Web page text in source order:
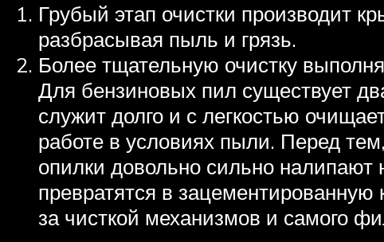
Грубый этап очистки производит
разбрасывая пыль и грязь.
Более тщательную очистку
Для бензиновых пил существует
служит долго и с легкостью
работе в условиях пыли. Перед
опилки довольно сильно налипают
превратятся в зацементированную
за чисткой механизмов и самого